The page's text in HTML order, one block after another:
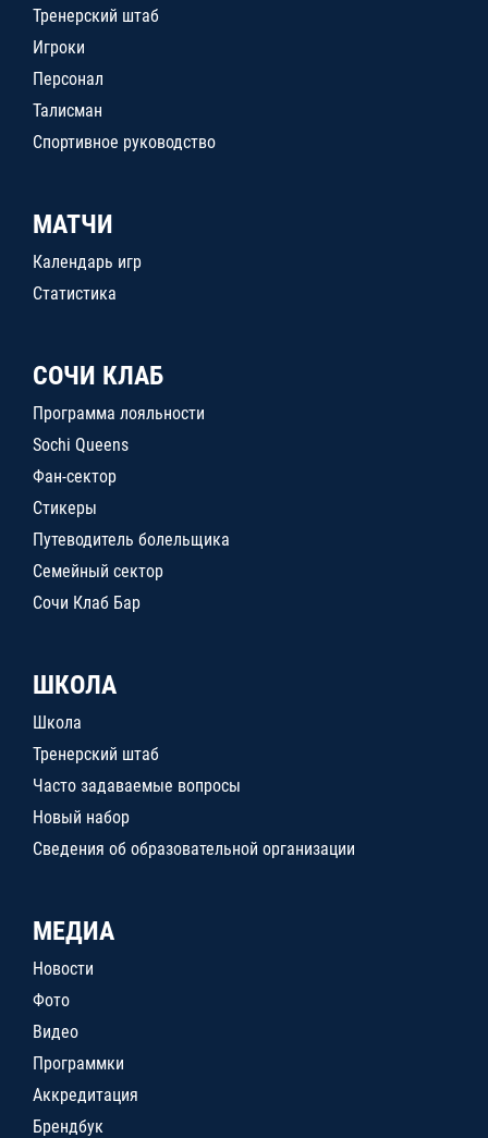
Тренерский штаб
Игроки
Персонал
Талисман
Спортивное руководство
МАТЧИ
Календарь игр
Статистика
СОЧИ КЛАБ
Программа лояльности
Sochi Queens
Фан-сектор
Стикеры
Путеводитель болельщика
Семейный сектор
Сочи Клаб Бар
ШКОЛА
Школа
Тренерский штаб
Часто задаваемые вопросы
Новый набор
Сведения об образовательной организации
МЕДИА
Новости
Фото
Видео
Программки
Аккредитация
Брендбук